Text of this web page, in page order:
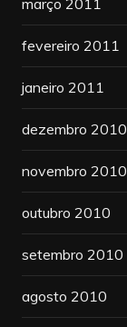
fevereiro 2011
janeiro 2011
dezembro 2010
novembro 2010
outubro 2010
setembro 2010
agosto 2010